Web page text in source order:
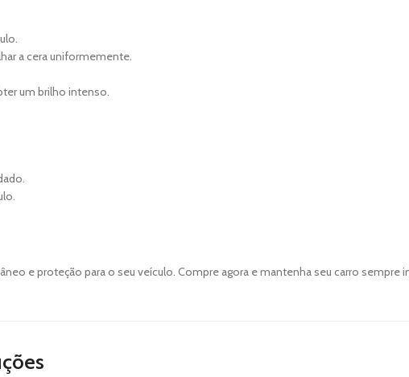
a cera uniformemente.
um brilho intenso.
e proteção para o seu veículo. Compre agora e mantenha seu carro sempre